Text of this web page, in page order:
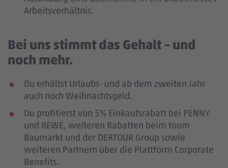
Arbeitsverhältnis.
Bei uns stimmt das Gehalt – und
noch mehr.
Du erhältst Urlaubs- und ab dem zweiten Jahr
auch noch Weihnachtsgeld.
Du profitierst von 5% Einkaufsrabatt bei PENNY
und REWE, weiteren Rabatten beim toom
Baumarkt und der DERTOUR Group sowie
weiteren Partnern über die Plattform Corporate
Benefits.